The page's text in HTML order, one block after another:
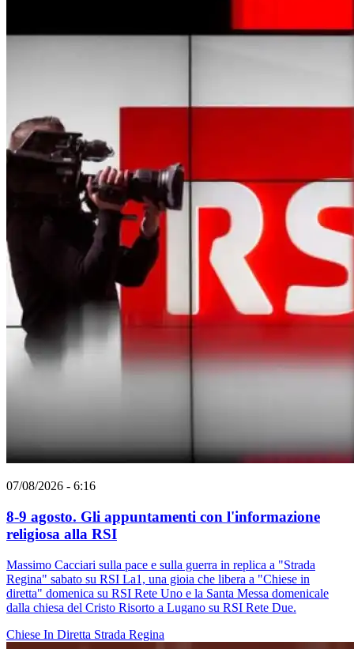
07/08/2026 - 6:16
8-9 agosto. Gli appuntamenti con l'informazione
religiosa alla RSI
Massimo Cacciari sulla pace e sulla guerra in replica a "Strada
Regina" sabato su RSI La1, una gioia che libera a "Chiese in
diretta" domenica su RSI Rete Uno e la Santa Messa domenicale
dalla chiesa del Cristo Risorto a Lugano su RSI Rete Due.
Chiese In Diretta Strada Regina